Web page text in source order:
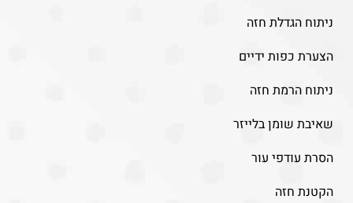
ניתוח הגדלת חזה
הצערת כפות ידיים
ניתוח הרמת חזה
שאיבת שומן בלייזר
הסרת עודפי עור
הקטנת חזה